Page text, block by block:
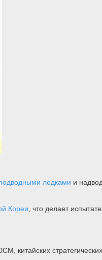
лодками и
Кореи , что делает
китайских